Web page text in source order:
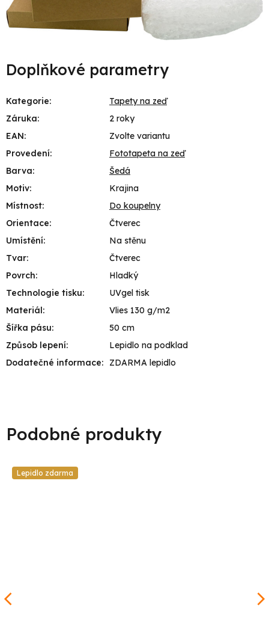
Doplňkové parametry
Kategorie:
Tapety na zeď
Záruka:
2 roky
EAN:
Zvolte variantu
Provedení:
Fototapeta na zeď
Barva:
Šedá
Motiv:
Krajina
Místnost:
Do koupelny
Orientace:
Čtverec
Umístění:
Na stěnu
Tvar:
Čtverec
Povrch:
Hladký
Technologie tisku:
UVgel tisk
Materiál:
Vlies 130 g/m2
Šířka pásu:
50 cm
Způsob lepení:
Lepidlo na podklad
Dodatečné informace: ZDARMA lepidlo
Lepidlo zdarma